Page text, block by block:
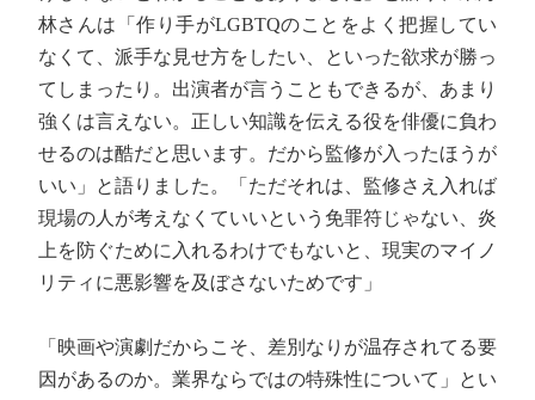
林さんは「作り手がLGBTQのことをよく把握してい
なくて、派手な見せ方をしたい、といった欲求が勝っ
てしまったり。出演者が言うこともできるが、あまり
強くは言えない。正しい知識を伝える役を俳優に負わ
せるのは酷だと思います。だから監修が入ったほうが
いい」と語りました。「ただそれは、監修さえ入れば
現場の人が考えなくていいという免罪符じゃない、炎
上を防ぐために入れるわけでもないと、現実のマイノ
リティに悪影響を及ぼさないためです」
「映画や演劇だからこそ、差別なりが温存されてる要
因があるのか。業界ならではの特殊性について」とい